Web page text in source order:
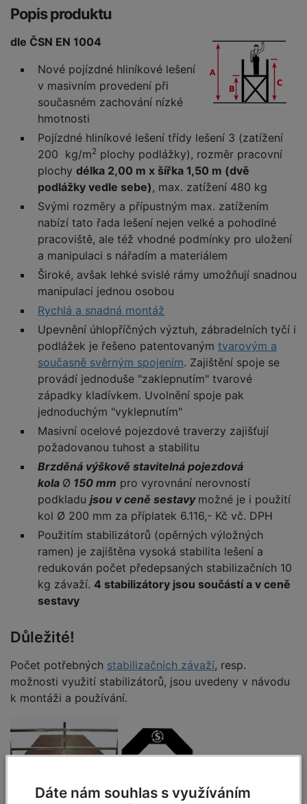
Popis produktu
dle ČSN EN 1004
Nové pojízdné hliníkové lešení
v masivním provedení při
současném zachování nízké
hmotnosti
Pojízdné hliníkové lešení třídy lešení 3 (zatížení
200 kg/m2 plochy podlážky), rozměr pracovní
plochy délka 2,00 m x šířka 1,50 m (dvě
podlážky vedle sebe), max. zatížení 480 kg
Svými rozměry a přípustným max. zatížením
nabízí tato řada lešení nejen velké a pohodlné
pracoviště, ale též vhodné podmínky pro uložení
a manipulaci s nářadím a materiálem
Široké, avšak lehké svislé rámy umožňují snadnou
manipulaci jednou osobou
Rychlá a snadná montáž
Upevnění úhlopříčných výztuh, zábradelních tyčí i
podlážek je řešeno patentovaným tvarovým a
současně svěrným spojením. Zajištění spoje se
provádí jednoduše "zaklepnutím" tvarové
západky kladívkem. Uvolnění spoje pak
jednoduchým "vyklepnutím"
Masivní ocelové pojezdové traverzy zajišťují
požadovanou tuhost a stabilitu
Brzděná výškově stavitelná pojezdová
kola Ø 150 mm pro vyrovnání nerovností
podkladu jsou v ceně sestavy možné je i použití
kol Ø 200 mm za příplatek 6.116,- Kč vč. DPH
Použitím stabilizátorů (opěrných výložných
ramen) je zajištěna vysoká stabilita lešení a
redukován počet předepsaných stabilizačních 10
kg závaží. 4 stabilizátory jsou součástí a v ceně
sestavy
Důležité!
Počet potřebných stabilizačních závaží, resp.
možnosti využití stabilizátorů, jsou uvedeny v návodu
k montáži a používání.
Dáte nám souhlas s využíváním